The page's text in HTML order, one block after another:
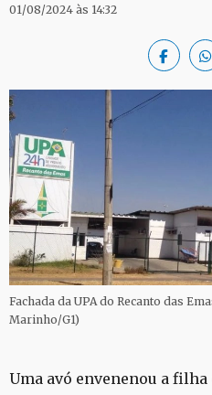
01/08/2024 às 14:32
Fachada da UPA do Recanto das
Marinho/G1)
Uma avó envenenou a